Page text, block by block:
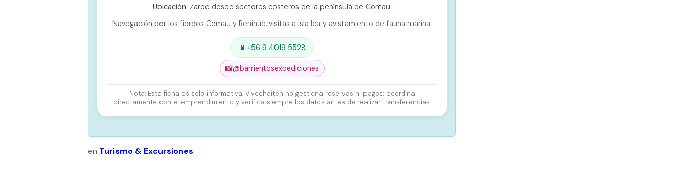
Ubicación: Zarpe desde sectores costeros de la península de Comau.
Navegación por los fiordos Comau y Reñihué, visitas a Isla Ica y avistamiento de fauna marina.
📱 +56 9 4019 5528
📸@barrientosexpediciones
Nota: Esta ficha es solo informativa. Vivechaitén no gestiona reservas ni pagos; coordina
directamente con el emprendimiento y verifica siempre los datos antes de realizar transferencias.
en Turismo & Excursiones